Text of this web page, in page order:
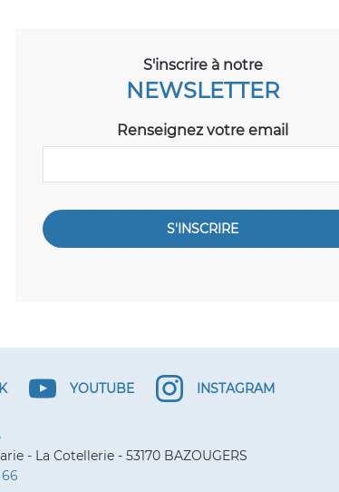
S'inscrire à notre
NEWSLETTER
Renseignez votre email
S'INSCRIRE
YOUTUBE INSTAGRAM
- La Cotellerie - 53170 BAZOUGERS